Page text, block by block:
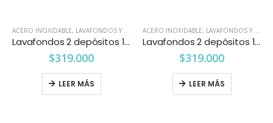
ACERO INOXIDABLE, LAVAFONDOS Y LAVAMANOS
Lavafondos 2 depósitos 1 secador derecho 1.6 mts.
$319.000
LEER MÁS
ACERO INOXIDABLE, LAVAFONDOS Y LAVAMANOS
Lavafondos 2 depósitos 1 secador izquierdo 1.6 mts.
$319.000
LEER MÁS